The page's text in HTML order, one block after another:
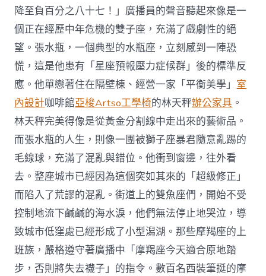
降至負百分之八十七！」廣播員的聲音聽起來像是一
個正在經歷中年危機的雙子座，充滿了戲劇性的絕
望。張水瓶，一個典型的水瓶座，立刻感到一陣恐
慌，這是他患有「星座預報壓力症候群」後的標準反
應。他單戀著住在隔壁棟、經營一家「平衡美學」 室
內設計咖啡館亞梭Artso工學椅的林天秤辦公家具 。
林天秤完美得像是從黃金分割線中走出來的藝術品。
而張水瓶的人生，則像一團被獅子座暴君隨意亂踢的
毛線球，充滿了混亂與錯位。他衝到窗邊，往外看
去。整座城市已經因為這個突如其來的「超級修正」
而陷入了荒謬的混亂。街道上的雙魚座們，開始不受
控制地流下鹹鹹的海水淚，他們無法停止地哭泣，導
致城市低窪處已經形成了小型潟湖。那些摩羯座的上
班族，嚴格遵守著廣播中「摩羯座今天適合原地踏
步，否則將失去襪子」的指令。數百名西裝筆挺的摩